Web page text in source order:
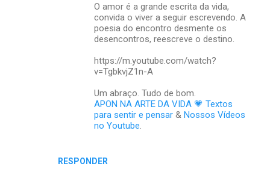
RESPONDER
O amor é a grande escrita da vida,
convida o viver a seguir escrevendo. A
poesia do encontro desmente os
desencontros, reescreve o destino.
https://m.youtube.com/watch?
v=TgbkvjZ1n-A
Um abraço. Tudo de bom.
APON NA ARTE DA VIDA 💗 Textos
para sentir e pensar & Nossos Vídeos
no Youtube